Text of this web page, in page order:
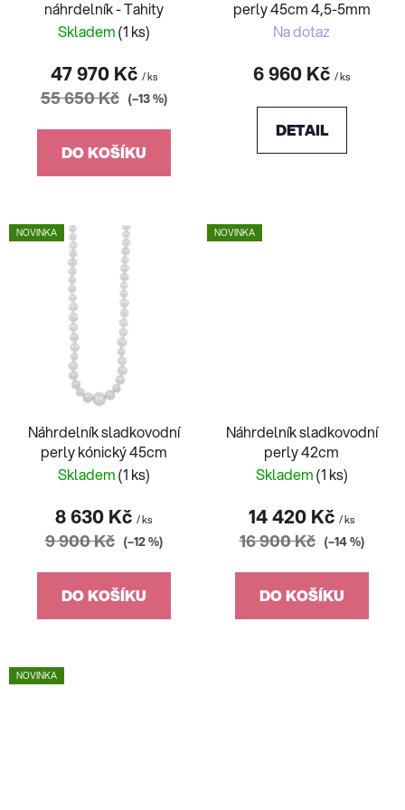
náhrdelník - Tahity
Skladem(1 ks)
47 970 Kč / ks
55 650 Kč (–13 %)
DO KOŠÍKU
perly 45cm 4,5-5mm
Na dotaz
6 960 Kč / ks
DETAIL
NOVINKA
Náhrdelník sladkovodní
perly kónický 45cm
Skladem(1 ks)
8 630 Kč / ks
9 900 Kč (–12 %)
DO KOŠÍKU
NOVINKA
Náhrdelník sladkovodní
perly 42cm
Skladem(1 ks)
14 420 Kč / ks
16 900 Kč (–14 %)
DO KOŠÍKU
NOVINKA